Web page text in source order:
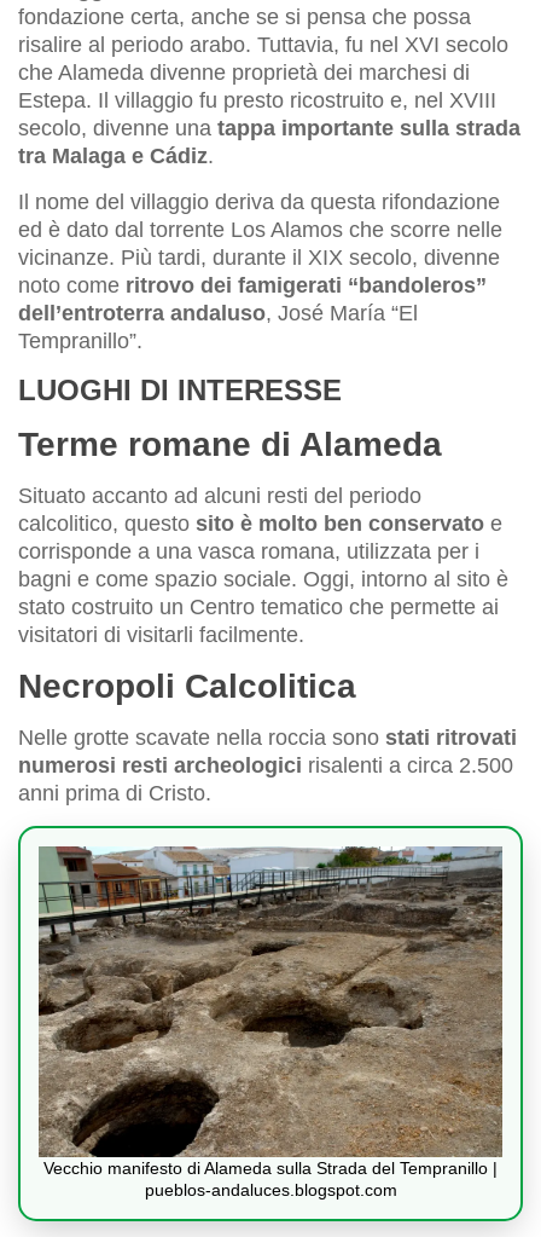
fondazione certa, anche se si pensa che possa
risalire al periodo arabo. Tuttavia, fu nel XVI secolo
che Alameda divenne proprietà dei marchesi di
Estepa. Il villaggio fu presto ricostruito e, nel XVIII
secolo, divenne una tappa importante sulla strada
tra Malaga e Cádiz.
Il nome del villaggio deriva da questa rifondazione
ed è dato dal torrente Los Alamos che scorre nelle
vicinanze. Più tardi, durante il XIX secolo, divenne
noto come ritrovo dei famigerati “bandoleros”
dell’entroterra andaluso, José María “El
Tempranillo”.
LUOGHI DI INTERESSE
Terme romane di Alameda
Situato accanto ad alcuni resti del periodo
calcolitico, questo sito è molto ben conservato e
corrisponde a una vasca romana, utilizzata per i
bagni e come spazio sociale. Oggi, intorno al sito è
stato costruito un Centro tematico che permette ai
visitatori di visitarli facilmente.
Necropoli Calcolitica
Nelle grotte scavate nella roccia sono stati ritrovati
numerosi resti archeologici risalenti a circa 2.500
anni prima di Cristo.
Vecchio manifesto di Alameda sulla Strada del Tempranillo |
pueblos-andaluces.blogspot.com